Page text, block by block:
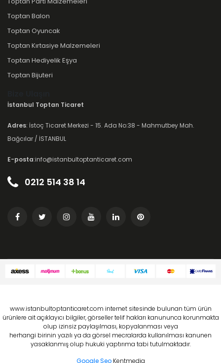
Toptan Balon
Toptan Oyuncak
Toptan Kırtasiye Malzemeleri
Toptan Hediyelik Eşya
Toptan Bijuteri
İstanbul Toptan Ticaret
Adres: İstoç Ticaret Merkezi - 15. Ada No:38 - Mahmutbey Mah.
Bağcılar / İSTANBUL
E-posta:info@istanbultoptanticaret.com
0212 514 38 14
www.istanbultoptanticaret.com internet sitesinde bulunan tüm ürün
ürünlere ait açıklayıcı bilgiler, görseller telif hakları kanununca korunmakta
olup izinsiz paylaşılması, kopyalanması veya
herhangi birinin yazılı ya da görsel mecralarda kullanılması kanunen
yasaklanmış olup hukuki yaptırıma tabi tutulmaktadır.
Google Seo Kentmedia